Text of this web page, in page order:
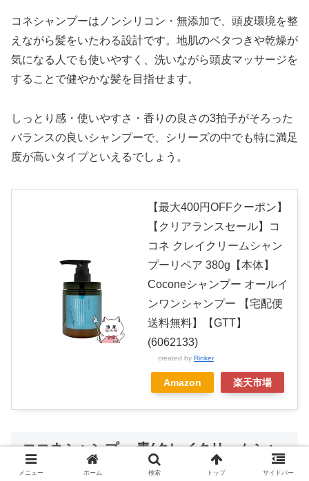
コネシャンプーはノンシリコン・無添加で、頭皮環境を整
えながら髪をいたわる設計です。地肌のベタつきや乾燥が
気になる人でも使いやすく、洗いながら頭皮マッサージを
することで健やかな髪を目指せます。
しっとり感・使いやすさ・香りの良さの3拍子がそろった
バランスの良いシャンプーで、シリーズの中でも特に満足
度が高いタイプといえるでしょう。
【最大400円OFFクーポン】
【クリアランスセール】コ
コネ クレイクリームシャン
プーリペア 380g【本体】
Coconeシャンプー オールイ
ンワンシャンプー 【宅配便
送料無料】【GTT】
(6062133)
created by Rinker
Amazon 楽天市場
ココネシャンプー 青(クレイクリームシャ
ンプーリペア)をおすすめしない人
メニュー ホーム 検索 トップ サイドバー